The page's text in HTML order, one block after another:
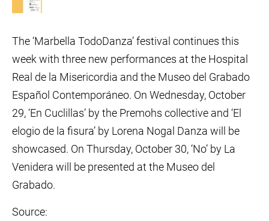
The ‘Marbella TodoDanza’ festival continues this
week with three new performances at the Hospital
Real de la Misericordia and the Museo del Grabado
Español Contemporáneo. On Wednesday, October
29, ‘En Cuclillas’ by the Premohs collective and ‘El
elogio de la fisura’ by Lorena Nogal Danza will be
showcased. On Thursday, October 30, ‘No’ by La
Venidera will be presented at the Museo del
Grabado.
Source: